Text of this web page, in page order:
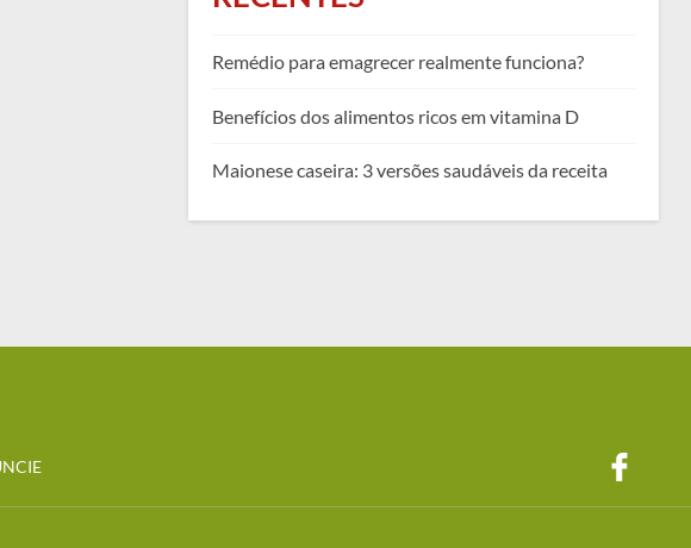
Remédio para emagrecer realmente funciona?
Benefícios dos alimentos ricos em vitamina D
Maionese caseira: 3 versões saudáveis da receita